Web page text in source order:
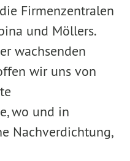
Firmenzentralen
und Möllers.
wachsenden
wir uns von
wo und in
Nachverdichtung,